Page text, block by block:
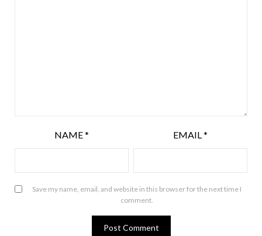
NAME* EMAIL*
Save my name, email, and website in this browser for the next time I
comment.